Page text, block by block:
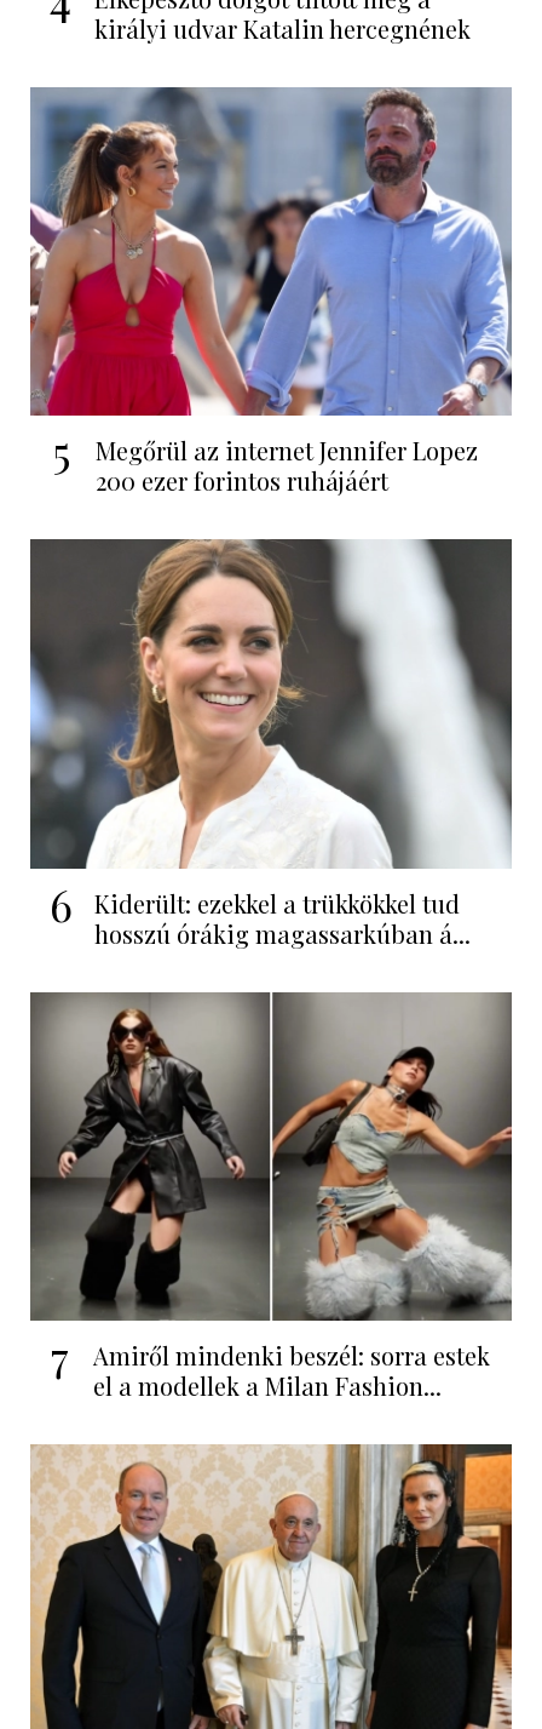
királyi udvar Katalin hercegnének
5
Megőrül az internet Jennifer Lopez
200 ezer forintos ruhájáért
6
Kiderült: ezekkel a trükkökkel tud
hosszú órákig magassarkúban á...
7
Amiről mindenki beszél: sorra estek
el a modellek a Milan Fashion...